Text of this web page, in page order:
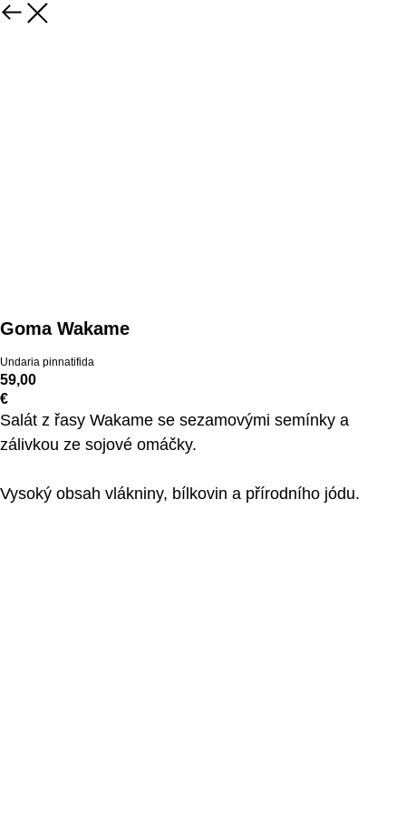
Goma Wakame
Undaria pinnatifida
59,00
€
Salát z řasy Wakame se sezamovými semínky a
zálivkou ze sojové omáčky.
Vysoký obsah vlákniny, bílkovin a přírodního jódu.